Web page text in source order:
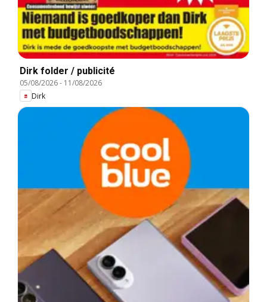
Dirk folder / publicité
05/08/2026- 11/08/2026
Dirk